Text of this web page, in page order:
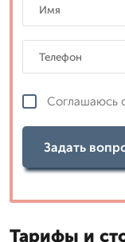
Соглашаюсь
Задать
Тарифы и